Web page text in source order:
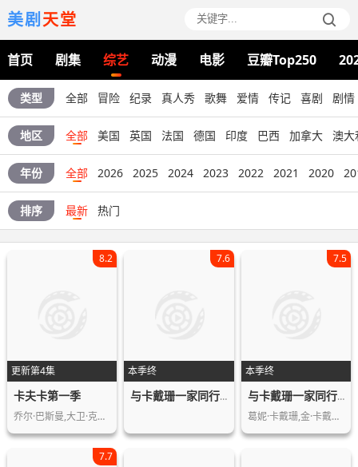
美剧天堂
首页 剧集 综艺 动漫 电影 豆瓣Top250
类型 全部 冒险 纪录 真人秀 歌舞 爱情 传记 喜剧 剧情
地区 全部 美国 英国 法国 德国 印度 巴西 加拿大 澳大
年份 全部 2026 2025 2024 2023 2022 2021 2020
排序 最新 热门
更新第4集
8.2
卡夫卡第一季
乔尔·巴斯曼,大卫·克劳斯,Konstan…
本季终
7.6
与卡戴珊一家同行第二十季
本季终
7.5
与卡戴珊一家同行第十九季
葛妮·卡戴珊,金·卡戴珊,科勒·卡戴珊…
7.7